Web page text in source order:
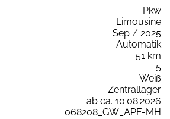
Pkw
Limousine
Sep / 2025
Automatik
51 km
5
Weiß
Zentrallager
ab ca. 10.08.2026
068208_GW_APF-MH